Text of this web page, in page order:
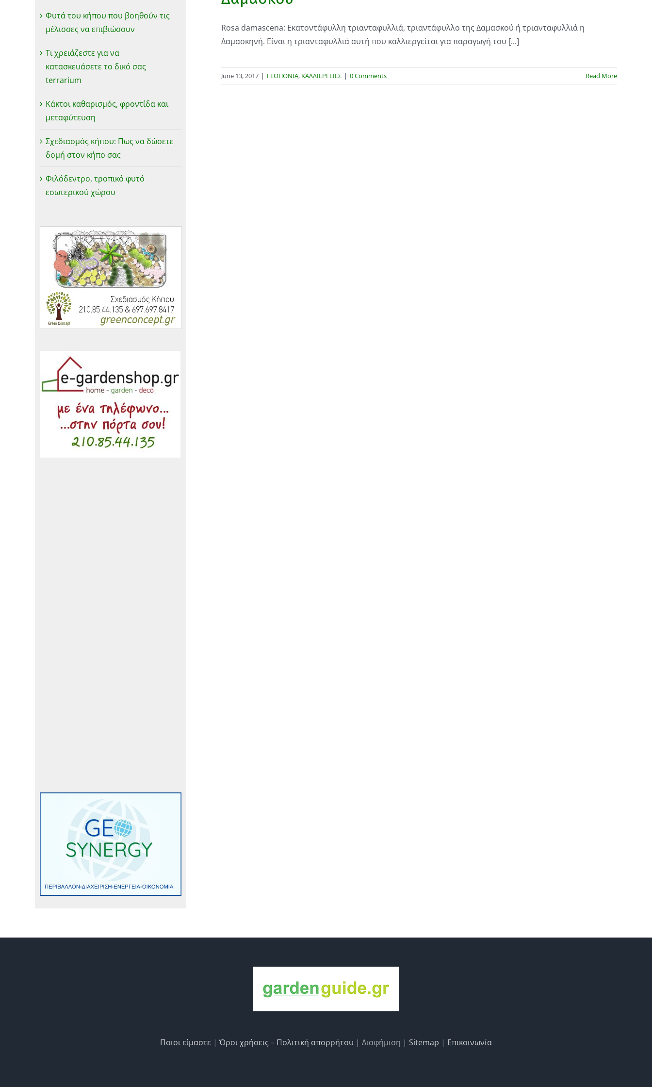
Rosa damascena: Εκατοντάφυλλη τριανταφυλλιά, τριαντάφυλλο της Δαμασκού ή τριανταφυλλιά η
Δαμασκηνή. Είναι η τριανταφυλλιά αυτή που καλλιεργείται για παραγωγή του [...]
June 13, 2017 | ΓΕΩΠΟΝΙΑ, ΚΑΛΛΙΕΡΓΕΙΕΣ | 0 Comments Read More
Φυτά του κήπου που βοηθούν τις
μέλισσες να επιβιώσουν
Τι χρειάζεστε για να
κατασκευάσετε το δικό σας
terrarium
Κάκτοι καθαρισμός, φροντίδα και
μεταφύτευση
Σχεδιασμός κήπου: Πως να δώσετε
δομή στον κήπο σας
Φιλόδεντρο, τροπικό φυτό
εσωτερικού χώρου
Ποιοι είμαστε | Όροι χρήσεις – Πολιτική απορρήτου | Διαφήμιση | Sitemap | Επικοινωνία